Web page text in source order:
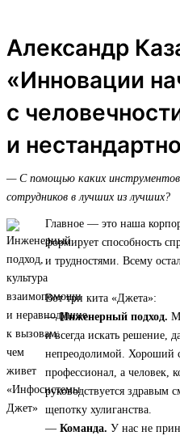
Александр
«Инновации
с
и
— С помощью каких
сотрудников в лучших из лучших?
Главное — это наша
формирует способность
и трудностями. Всему
Вот три кита «Джета»:
—Инженерный подход.
и всегда искать решение,
непреодолимой. Хороший
профессионал, а человек,
руководствуется здравым
щепотку хулиганства.
— Команда. У нас не